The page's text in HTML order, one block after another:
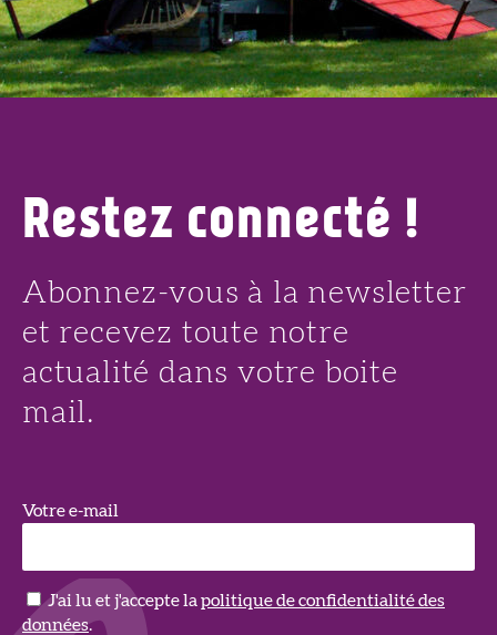
14
AOÛT
Restez connecté !
Abonnez-vous à la newsletter
et recevez toute notre
actualité dans votre boite
mail.
Votre e-mail
J'ai lu et j'accepte la politique de confidentialité des
données.